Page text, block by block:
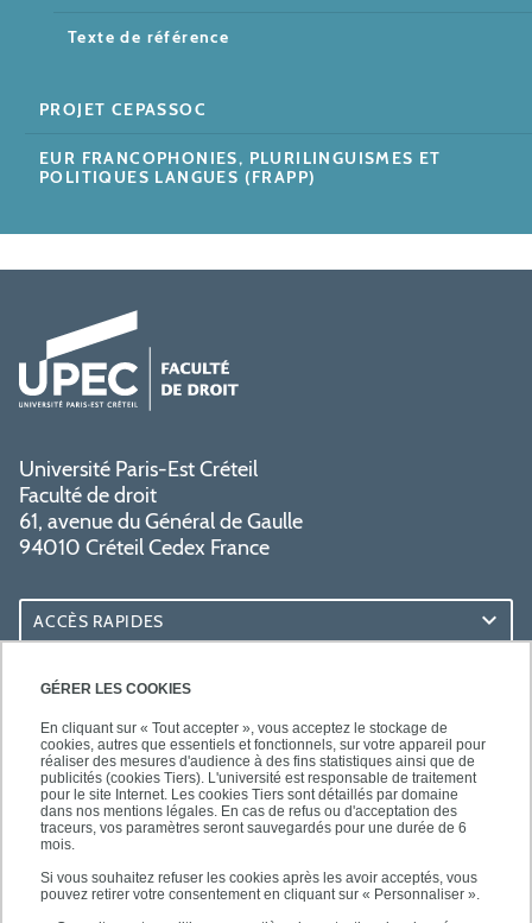
GÉRER LES COOKIES
En cliquant sur « Tout accepter », vous acceptez le stockage de
cookies, autres que essentiels et fonctionnels, sur votre appareil pour
réaliser des mesures d'audience à des fins statistiques ainsi que de
publicités (cookies Tiers). L'université est responsable de traitement
pour le site Internet. Les cookies Tiers sont détaillés par domaine
dans nos mentions légales. En cas de refus ou d'acceptation des
traceurs, vos paramètres seront sauvegardés pour une durée de 6
mois.
Si vous souhaitez refuser les cookies après les avoir acceptés, vous
pouvez retirer votre consentement en cliquant sur « Personnaliser ».
Texte de référence
PROJET CEPASSOC
EUR FRANCOPHONIES, PLURILINGUISMES ET
POLITIQUES LANGUES (FRAPP)
Université Paris-Est Créteil
Faculté de droit
61, avenue du Général de Gaulle
94010 Créteil Cedex France
ACCÈS RAPIDES
ACCÈS PRATIQUES
SUIVEZ-NOUS